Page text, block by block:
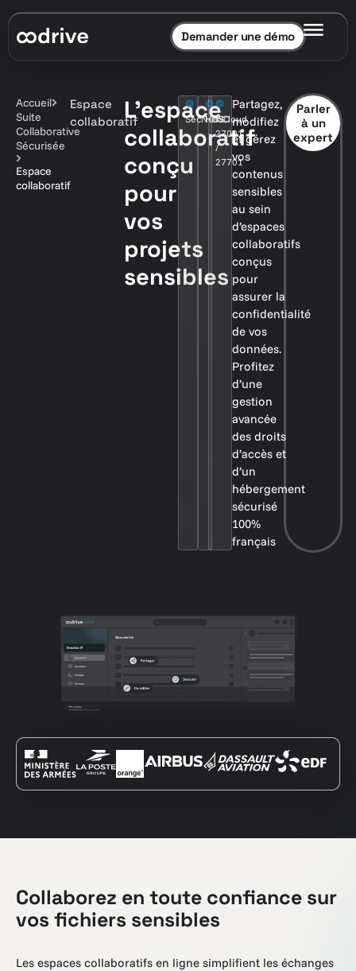
Demander une démo
Accueil
Suite
Collaborative
Sécurisée
Espace
collaboratif
Espace
collaboratifL’espace
collaboratif
conçu
pour
vos
projets
sensibles
SecNumCloud
HDS
ISO
27001
/
27701
Partagez,
modifiez
et gérez
vos
contenus
sensibles
au sein
d’espaces
collaboratifs
conçus
pour
assurer la
confidentialité
de vos
données.
Profitez
d’une
gestion
avancée
des droits
d’accès et
d’un
hébergement
sécurisé
100%
français
Parler
à un
expert
Collaborez en toute confiance sur
vos fichiers sensibles
Les espaces collaboratifs en ligne simplifient les échanges